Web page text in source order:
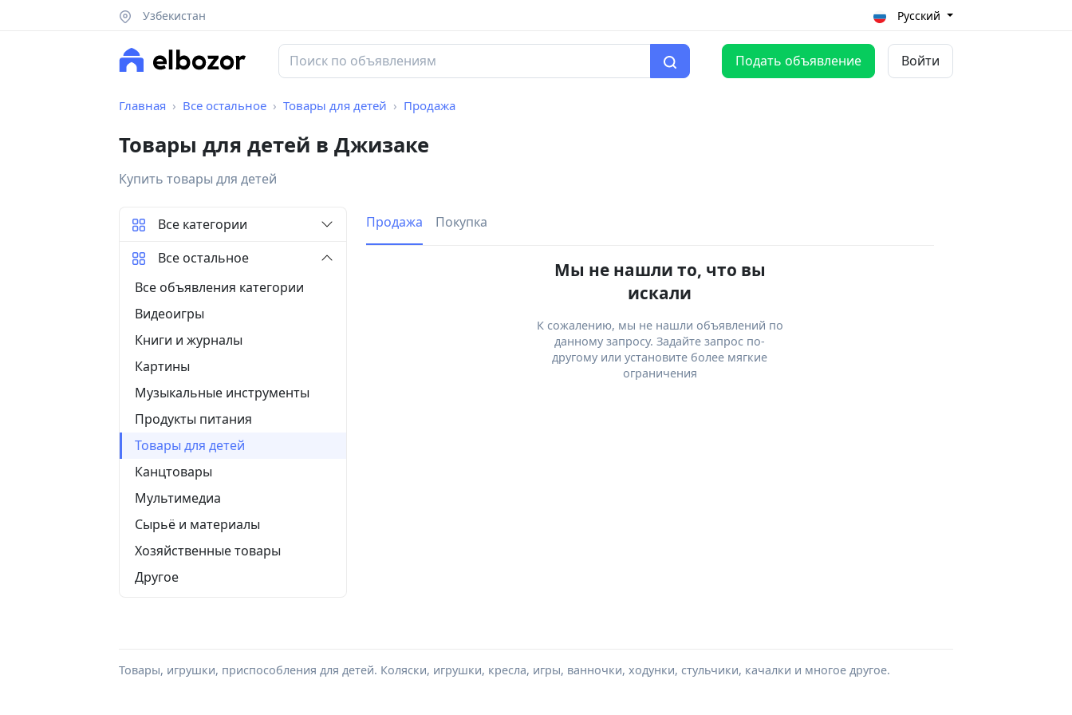
Узбекистан Русский
Подать объявление Войти
Главная Все остальное Товары для детей Продажа
Товары для детей в Джизаке
Купить товары для детей
Продажа Покупка
Мы не нашли то, что вы
искали
К сожалению, мы не нашли объявлений по
данному запросу. Задайте запрос по-
другому или установите более мягкие
ограничения
Все категории
Все остальное
Все объявления категории
Видеоигры
Книги и журналы
Картины
Музыкальные инструменты
Продукты питания
Товары для детей
Канцтовары
Мультимедиа
Сырьё и материалы
Хозяйственные товары
Другое
Товары, игрушки, приспособления для детей. Коляски, игрушки, кресла, игры, ванночки, ходунки, стульчики, качалки и многое другое.